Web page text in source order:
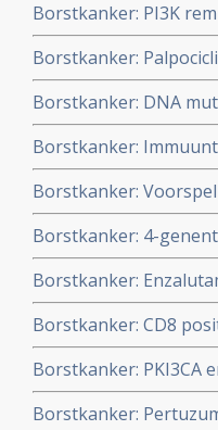
Borstkanker: PI3K
langere
borstkanker
Borstkanker:
progressievrije
Borstkanker: DNA
verschillend bij
grote case studie
Borstkanker:
borstkanker met
september 2015.
Borstkanker:
en uitgezaaide
Borstkanker: 4-
hormoonbehandeling
Borstkanker:
negatieve
hormoonreceptor.
Borstkanker: CD8
voorspellen als
overlijden aan
borstkanker
Borstkanker: PKI3CA
behandeling bij
copy 1
Borstkanker: